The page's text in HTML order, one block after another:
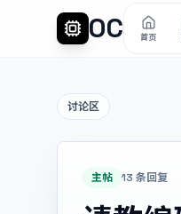
OC 首页
讨论区
主帖 13 条回复